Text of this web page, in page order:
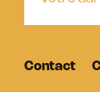
Contact